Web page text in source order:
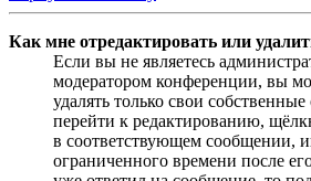
Как мне отредактировать или
Если вы не являетесь
модератором конференции, вы
удалять только свои
перейти к редактированию,
в соответствующем сообщении,
ограниченного времени после